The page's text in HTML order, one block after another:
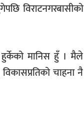
विराटनगरबासीको
हुर्केको मानिस हुँ । मैले
चाहना नै